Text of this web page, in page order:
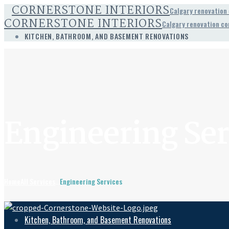
CORNERSTONE INTERIORSCalgary renovation
CORNERSTONE INTERIORSCalgary renovation
KITCHEN, BATHROOM, AND BASEMENT RENOVATIONS
Engineering Services
Kitchen, Bathroom, and Basement Renovations